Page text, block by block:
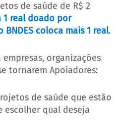
de saúde de R$ 2
1 real doado por
BNDES coloca mais 1 real.
organizações
tornarem Apoiadores:
de saúde que estão
escolher qual deseja